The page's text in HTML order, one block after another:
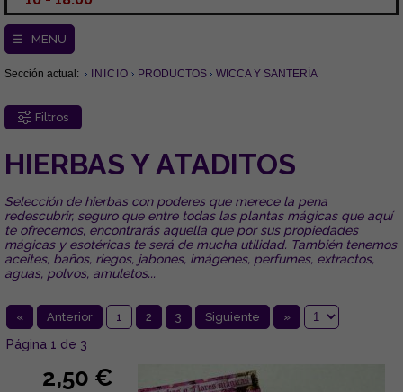
☰ MENU
Sección actual: INICIO PRODUCTOS WICCA Y SANTERÍA
Filtros
HIERBAS Y ATADITOS
Selección de hierbas con poderes que merece la pena
redescubrir, seguro que entre todas las plantas mágicas que aquí
te ofrecemos, encontrarás aquella que por sus propiedades
mágicas y esotéricas te será de mucha utilidad. También tenemos
aceites, baños, riegos, jabones, imágenes, perfumes, extractos,
aguas, polvos, amuletos...
« Anterior 1 2 3 Siguiente »
Página 1 de 3
2,50 €